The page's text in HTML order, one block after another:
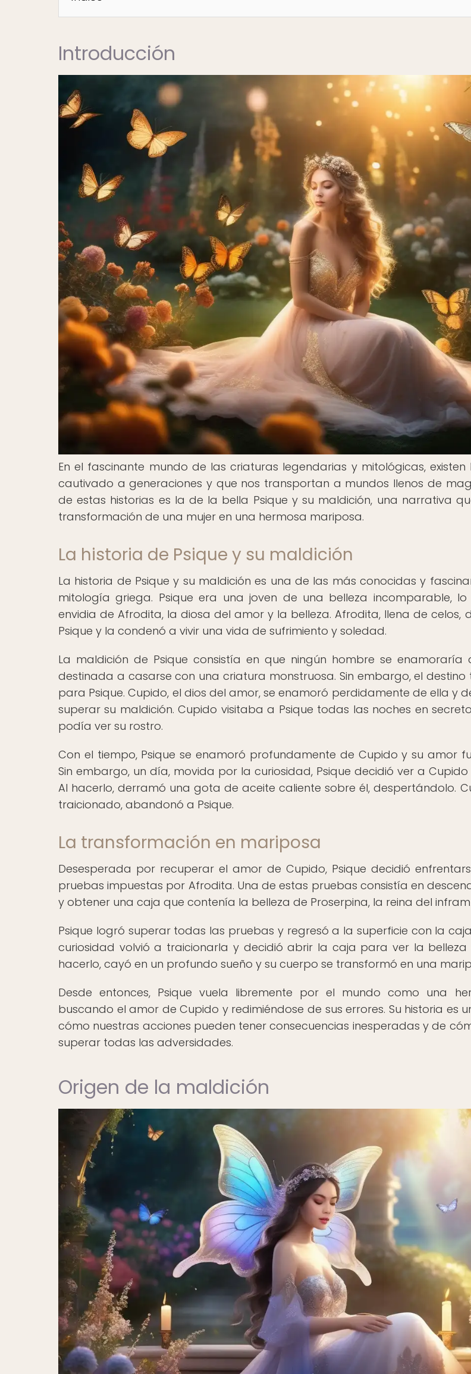
Introducción
En el fascinante mundo de las criaturas legendarias y mitológicas, existen
cautivado a generaciones y que nos transportan a mundos llenos de
de estas historias es la de la bella Psique y su maldición, una narrativa
transformación de una mujer en una hermosa mariposa.
La historia de Psique y su maldición
La historia de Psique y su maldición es una de las más conocidas y
mitología griega. Psique era una joven de una belleza incomparable,
envidia de Afrodita, la diosa del amor y la belleza. Afrodita, llena de celos,
Psique y la condenó a vivir una vida de sufrimiento y soledad.
La maldición de Psique consistía en que ningún hombre se enamoraría
destinada a casarse con una criatura monstruosa. Sin embargo, el destino
para Psique. Cupido, el dios del amor, se enamoró perdidamente de ella y
superar su maldición. Cupido visitaba a Psique todas las noches en
podía ver su rostro.
Con el tiempo, Psique se enamoró profundamente de Cupido y su amor
Sin embargo, un día, movida por la curiosidad, Psique decidió ver a
Al hacerlo, derramó una gota de aceite caliente sobre él, despertándolo.
traicionado, abandonó a Psique.
La transformación en mariposa
Desesperada por recuperar el amor de Cupido, Psique decidió
pruebas impuestas por Afrodita. Una de estas pruebas consistía en
y obtener una caja que contenía la belleza de Proserpina, la reina del
Psique logró superar todas las pruebas y regresó a la superficie con la
curiosidad volvió a traicionarla y decidió abrir la caja para ver la belleza
hacerlo, cayó en un profundo sueño y su cuerpo se transformó en una
Desde entonces, Psique vuela libremente por el mundo como una
buscando el amor de Cupido y redimiéndose de sus errores. Su historia es
cómo nuestras acciones pueden tener consecuencias inesperadas y de
superar todas las adversidades.
Origen de la maldición